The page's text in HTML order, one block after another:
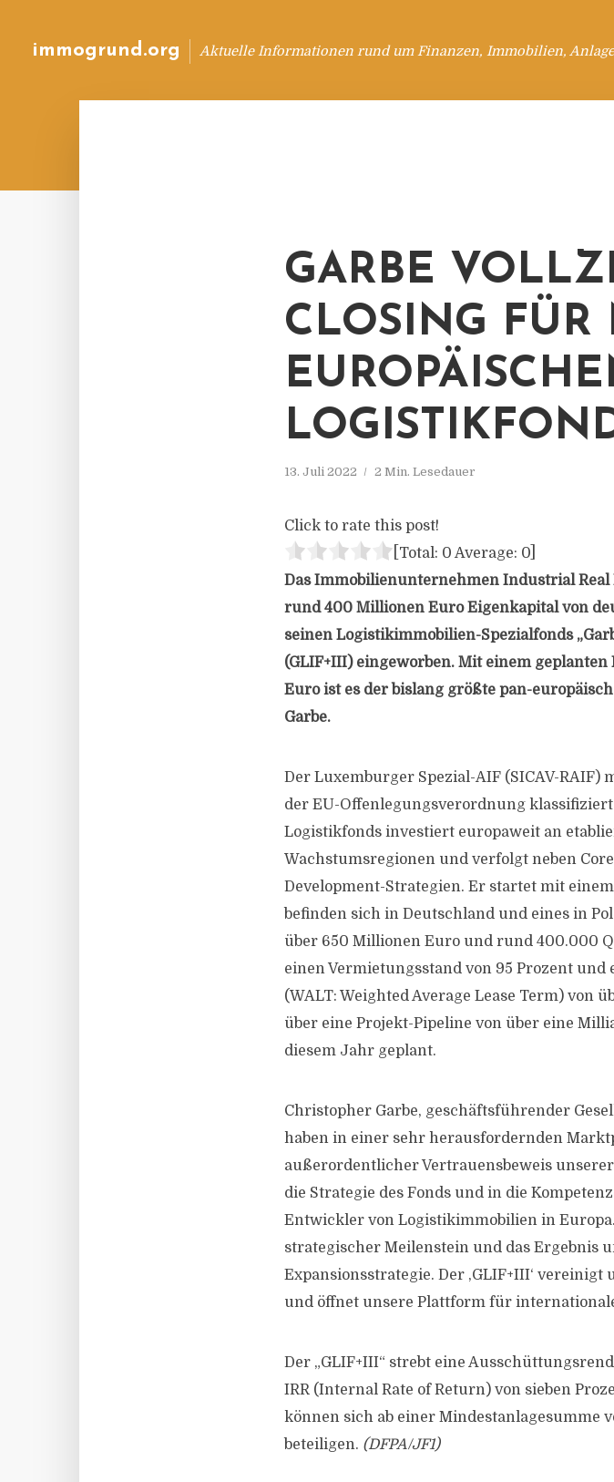
immogrund.org Aktuelle Informationen rund um Finanzen, Immobilien,
GARBE
CLOSING FÜR
13. Juli 2022 2 Min. Lesedauer
Click to rate this post!
[Total: 0 Average: 0
Das Immobilienunternehmen Industrial Real
rund 400 Millionen Euro Eigenkapital von
seinen Logistikimmobilien-Spezialfonds
(GLIF+III) eingeworben. Mit einem
Euro ist es der bislang größte pan-
Garbe.
Der Luxemburger Spezial-AIF (SICAV-
der EU-Offenlegungsverordnung
Logistikfonds investiert europaweit an
Wachstumsregionen und verfolgt neben
Development-Strategien. Er startet mit
befinden sich in Deutschland und eines in
über 650 Millionen Euro und rund 400.000
einen Vermietungsstand von 95 Prozent
(WALT: Weighted Average Lease Term) von
über eine Projekt-Pipeline von über eine
diesem Jahr geplant.
Christopher Garbe, geschäftsführender
haben in einer sehr herausfordernden
außerordentlicher Vertrauensbeweis
die Strategie des Fonds und in die
Entwickler von Logistikimmobilien in
strategischer Meilenstein und das Ergebnis
Expansionsstrategie. Der ,GLIF+III‘
und öffnet unsere Plattform für
Der „GLIF+III“ strebt eine
IRR (Internal Rate of Return) von sieben
können sich ab einer Mindestanlagesumme
beteiligen. (DFPA/JF1)